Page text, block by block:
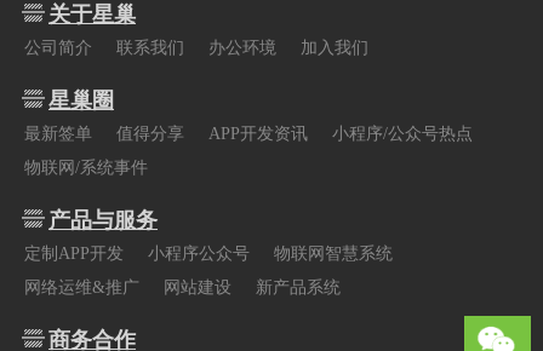
关于星巢
公司简介 联系我们 办公环境 加入我们
星巢圈
最新签单 值得分享 APP开发资讯
小程序/公众号热点
物联网/系统事件
产品与服务
定制APP开发 小程序公众号
物联网智慧系统
网络运维&推广
网站建设 新产品系统
商务合作